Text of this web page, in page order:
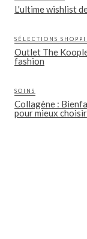
L'ultime wishlist
SÉLECTIONS
Outlet The
fashion
SOINS
Collagène :
pour mieux